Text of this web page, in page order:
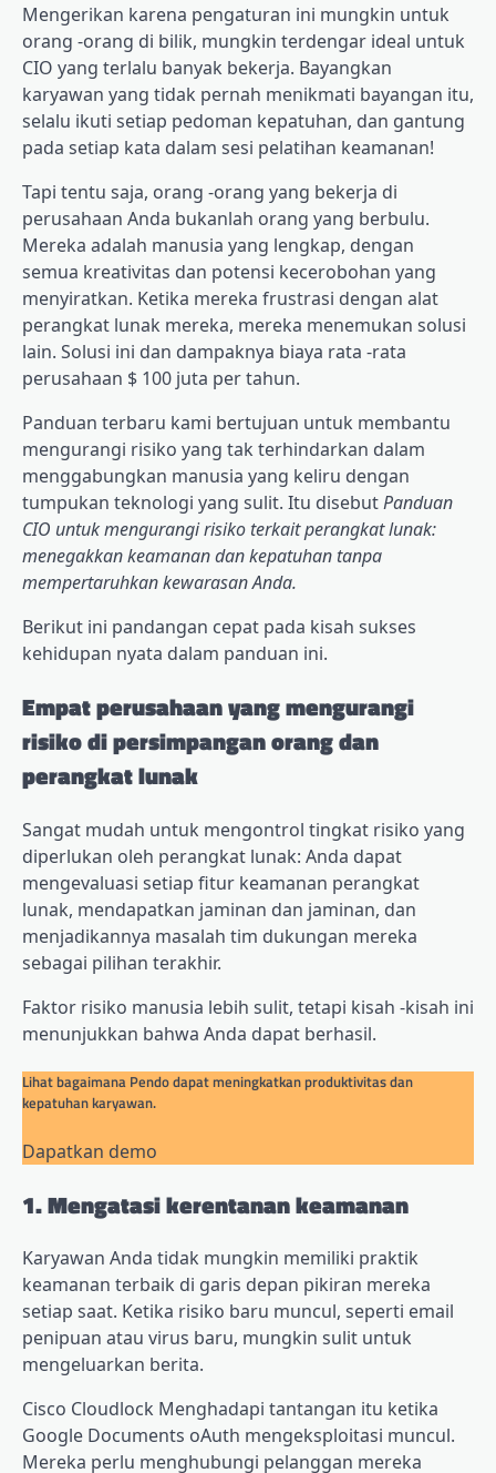
Mengerikan karena pengaturan ini mungkin untuk
orang -orang di bilik, mungkin terdengar ideal untuk
CIO yang terlalu banyak bekerja. Bayangkan
karyawan yang tidak pernah menikmati bayangan itu,
selalu ikuti setiap pedoman kepatuhan, dan gantung
pada setiap kata dalam sesi pelatihan keamanan!
Tapi tentu saja, orang -orang yang bekerja di
perusahaan Anda bukanlah orang yang berbulu.
Mereka adalah manusia yang lengkap, dengan
semua kreativitas dan potensi kecerobohan yang
menyiratkan. Ketika mereka frustrasi dengan alat
perangkat lunak mereka, mereka menemukan solusi
lain. Solusi ini dan dampaknya biaya rata -rata
perusahaan $ 100 juta per tahun.
Panduan terbaru kami bertujuan untuk membantu
mengurangi risiko yang tak terhindarkan dalam
menggabungkan manusia yang keliru dengan
tumpukan teknologi yang sulit. Itu disebutPanduan
CIO untuk mengurangi risiko terkait perangkat lunak:
menegakkan keamanan dan kepatuhan tanpa
mempertaruhkan kewarasan Anda.
Berikut ini pandangan cepat pada kisah sukses
kehidupan nyata dalam panduan ini.
Empat perusahaan yang mengurangi
risiko di persimpangan orang dan
perangkat lunak
Sangat mudah untuk mengontrol tingkat risiko yang
diperlukan oleh perangkat lunak: Anda dapat
mengevaluasi setiap fitur keamanan perangkat
lunak, mendapatkan jaminan dan jaminan, dan
menjadikannya masalah tim dukungan mereka
sebagai pilihan terakhir.
Faktor risiko manusia lebih sulit, tetapi kisah -kisah ini
menunjukkan bahwa Anda dapat berhasil.
Lihat bagaimana Pendo dapat meningkatkan produktivitas dan
kepatuhan karyawan.
Dapatkan demo
1. Mengatasi kerentanan keamanan
Karyawan Anda tidak mungkin memiliki praktik
keamanan terbaik di garis depan pikiran mereka
setiap saat. Ketika risiko baru muncul, seperti email
penipuan atau virus baru, mungkin sulit untuk
mengeluarkan berita.
Cisco Cloudlock Menghadapi tantangan itu ketika
Google Documents oAuth mengeksploitasi muncul.
Mereka perlu menghubungi pelanggan mereka